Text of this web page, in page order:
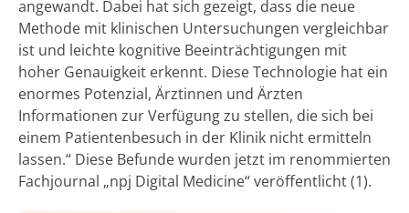
angewandt. Dabei hat sich gezeigt, dass die neue
Methode mit klinischen Untersuchungen vergleichbar
ist und leichte kognitive Beeinträchtigungen mit
hoher Genauigkeit erkennt. Diese Technologie hat ein
enormes Potenzial, Ärztinnen und Ärzten
Informationen zur Verfügung zu stellen, die sich bei
einem Patientenbesuch in der Klinik nicht ermitteln
lassen.“ Diese Befunde wurden jetzt im renommierten
Fachjournal „npj Digital Medicine“ veröffentlicht (1).